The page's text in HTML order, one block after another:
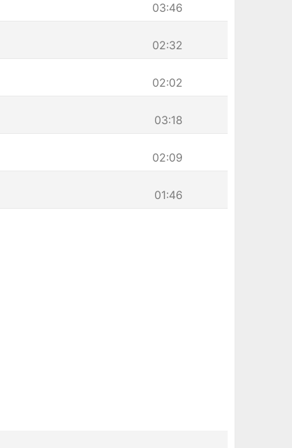
03:46
02:32
02:02
03:18
02:09
01:46